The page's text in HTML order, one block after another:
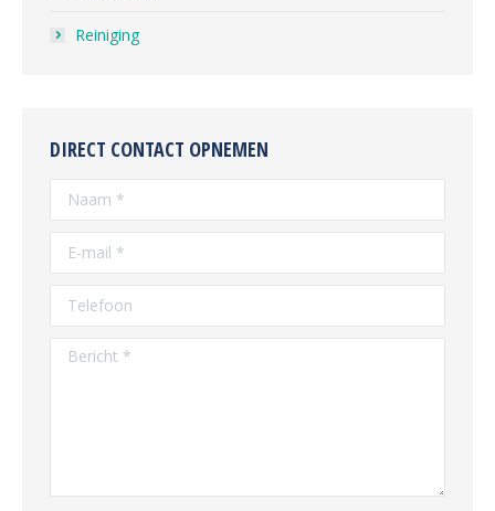
Reiniging
DIRECT CONTACT OPNEMEN
Naam *
E-mail *
Telefoon
Bericht *